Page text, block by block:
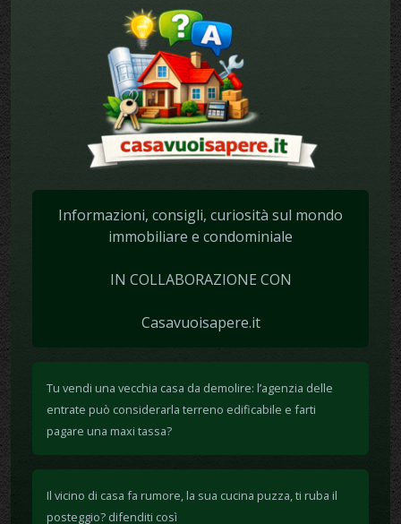
Informazioni, consigli, curiosità sul mondo
immobiliare e condominiale
IN COLLABORAZIONE CON
Casavuoisapere.it
Tu vendi una vecchia casa da demolire: l’agenzia delle
entrate può considerarla terreno edificabile e farti
pagare una maxi tassa?
Il vicino di casa fa rumore, la sua cucina puzza, ti ruba il
posteggio? difenditi così